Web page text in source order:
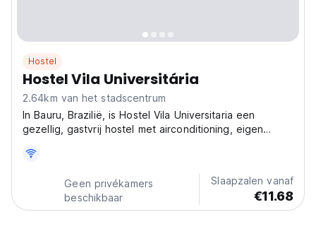
Hostel
Hostel Vila Universitária
2.64km van het stadscentrum
In Bauru, Brazilië, is Hostel Vila Universitaria een
gezellig, gastvrij hostel met airconditioning, eigen
attracties van de stad te verkennen. (Auto-translated
Geen privékamers
beschikbaar
Slaapzalen vanaf
€11.68